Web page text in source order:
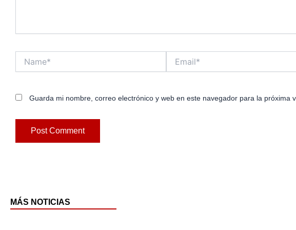
Guarda mi nombre, correo electrónico y web en este navegador para la próxima
MÁS NOTICIAS